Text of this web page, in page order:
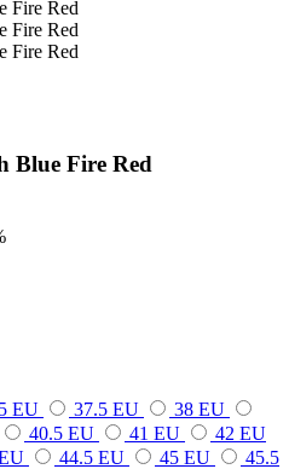
Blue Fire Red
EU 37.5 EU
38 EU
40.5 EU 41 EU
42 EU
44.5 EU 45 EU
45.5